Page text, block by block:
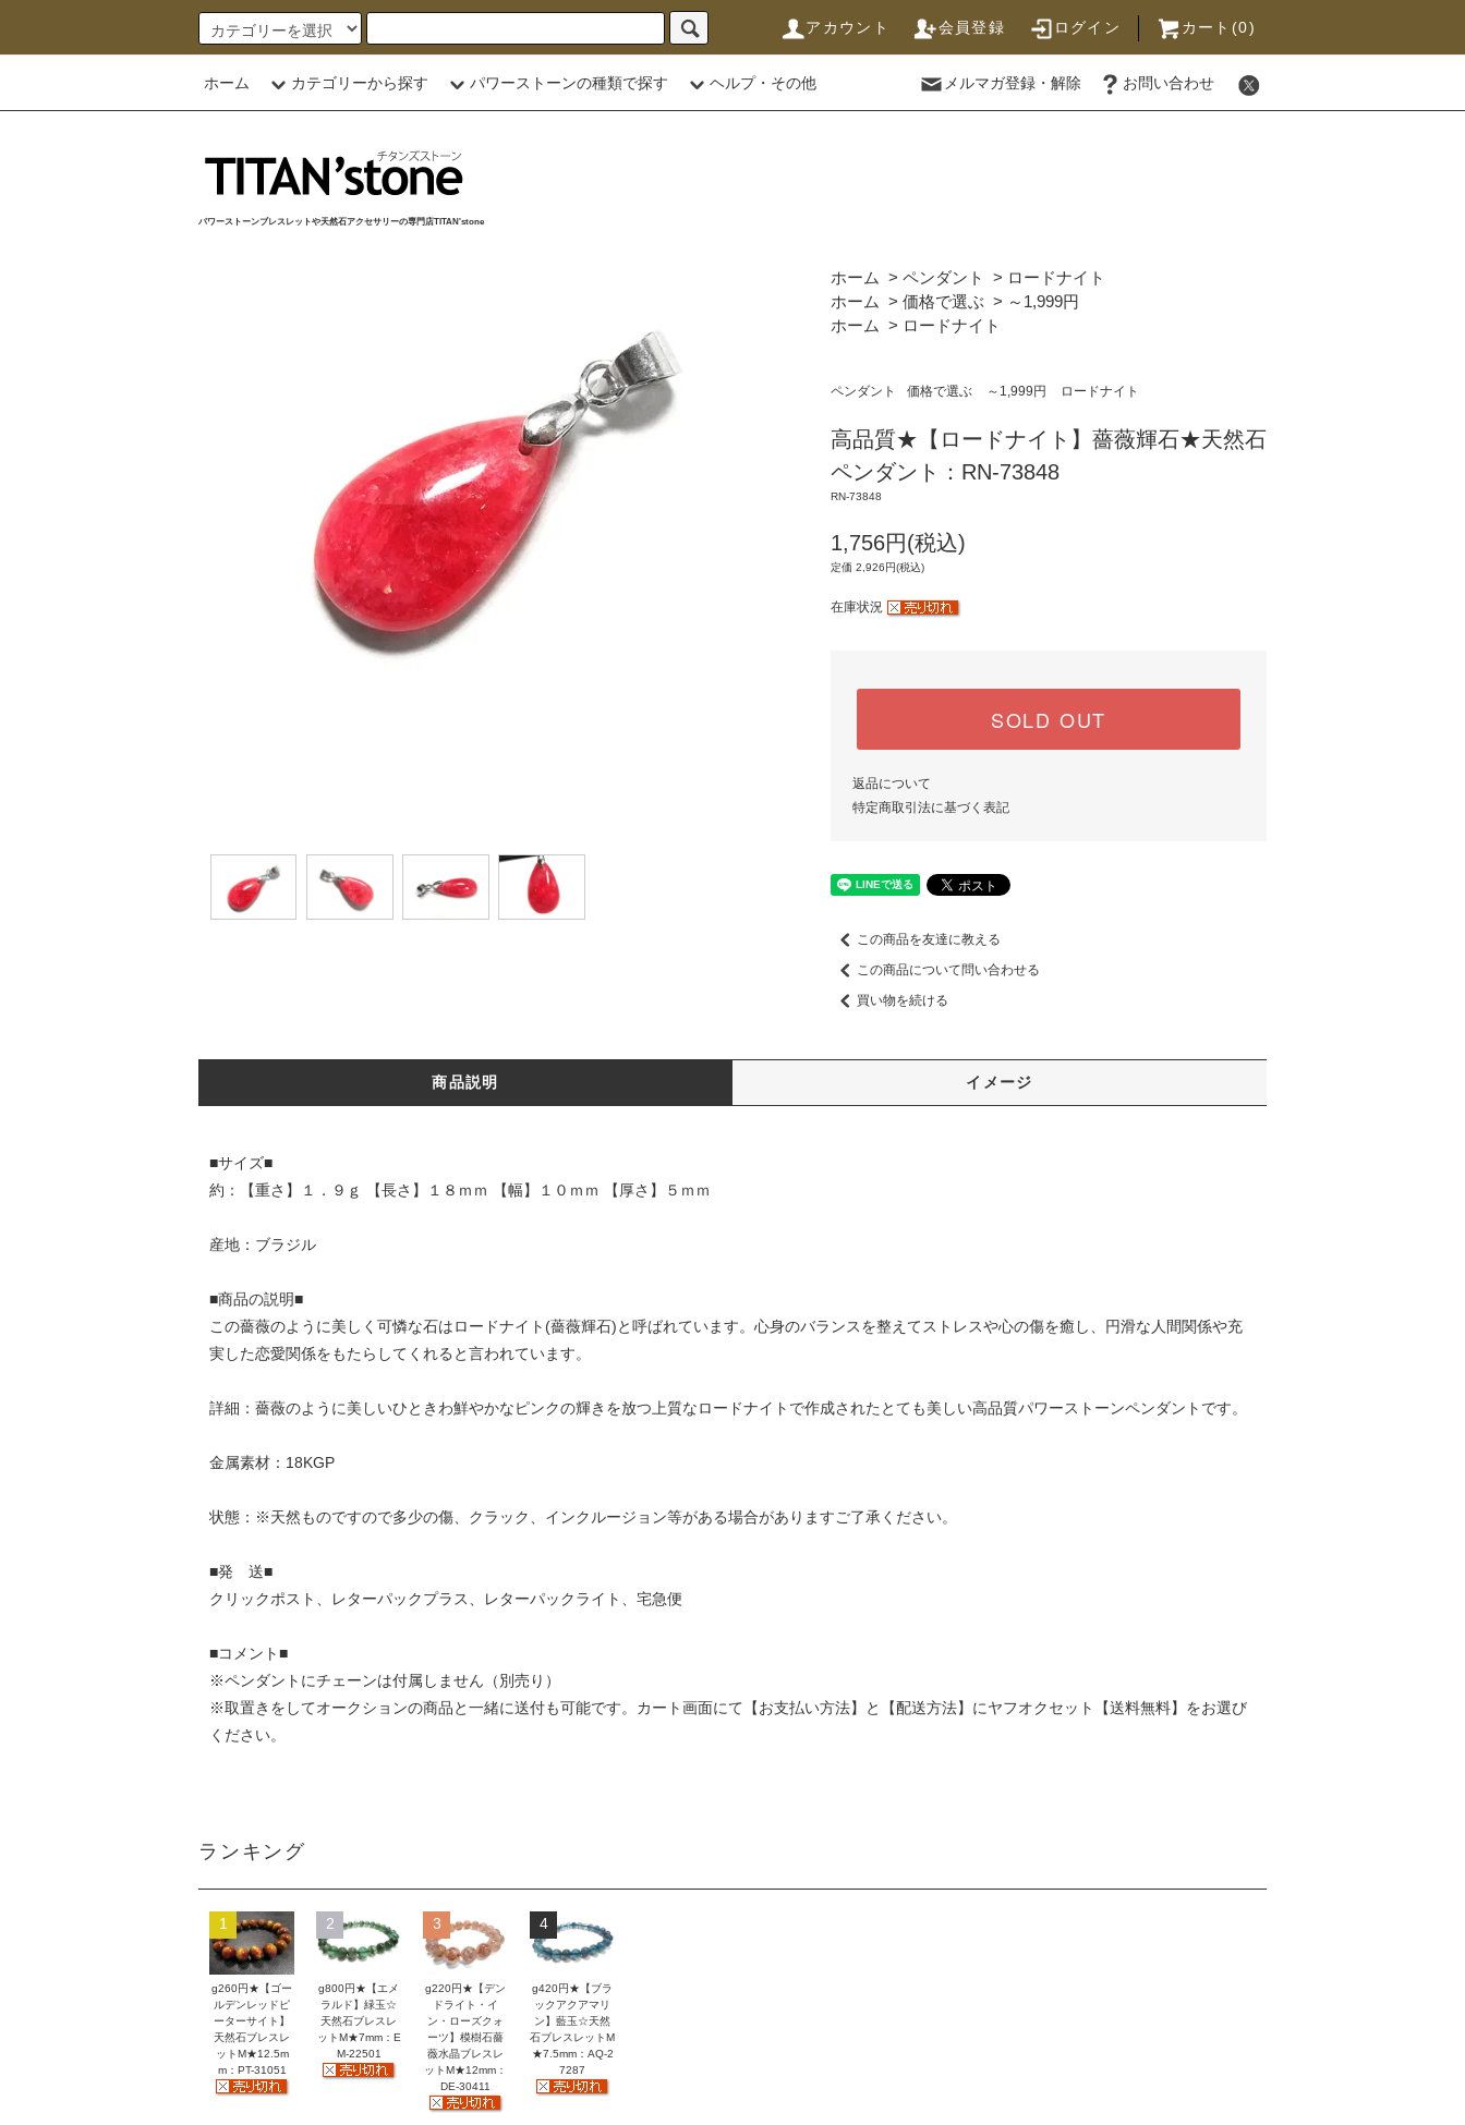
アカウント 会員登録 ログイン カート(0)
ホーム カテゴリーから探す パワーストーンの種類で探す ヘルプ・その他 メルマガ登録・解除 お問い合わせ
パワーストーンブレスレットや天然石アクセサリーの専門店TITAN'stone
ホーム > ペンダント > ロードナイト
ホーム > 価格で選ぶ > ～1,999円
ホーム > ロードナイト
ペンダント 価格で選ぶ ～1,999円 ロードナイト
高品質★【ロードナイト】薔薇輝石★天然石
ペンダント：RN-73848
RN-73848
1,756円(税込)
定価 2,926円(税込)
在庫状況
SOLD OUT
返品について
特定商取引法に基づく表記
この商品を友達に教える
この商品について問い合わせる
買い物を続ける
商品説明 イメージ
■サイズ■
約：【重さ】１．９ｇ 【長さ】１８ｍｍ 【幅】１０ｍｍ 【厚さ】５ｍｍ
産地：ブラジル
■商品の説明■
この薔薇のように美しく可憐な石はロードナイト(薔薇輝石)と呼ばれています。心身のバランスを整えてストレスや心の傷を癒し、円滑な人間関係や充
実した恋愛関係をもたらしてくれると言われています。
詳細：薔薇のように美しいひときわ鮮やかなピンクの輝きを放つ上質なロードナイトで作成されたとても美しい高品質パワーストーンペンダントです。
金属素材：18KGP
状態：※天然ものですので多少の傷、クラック、インクルージョン等がある場合がありますご了承ください。
■発 送■
クリックポスト、レターパックプラス、レターパックライト、宅急便
■コメント■
※ペンダントにチェーンは付属しません（別売り）
※取置きをしてオークションの商品と一緒に送付も可能です。カート画面にて【お支払い方法】と【配送方法】にヤフオクセット【送料無料】をお選び
ください。
ランキング
1
g260円★【ゴー
ルデンレッドピ
ーターサイト】
天然石ブレスレ
ットM★12.5m
m：PT-31051
2
g800円★【エメ
ラルド】緑玉☆
天然石ブレスレ
ットM★7mm：E
M-22501
3
g220円★【デン
ドライト・イ
ン・ローズクォ
ーツ】模樹石薔
薇水晶ブレスレ
ットM★12mm：
DE-30411
4
g420円★【ブラ
ックアクアマリ
ン】藍玉☆天然
石ブレスレットM
★7.5mm：AQ-2
7287